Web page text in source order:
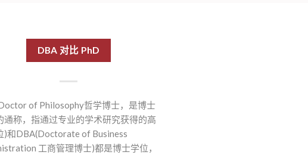
DBA 对比 PhD
of Philosophy哲学博士，是博士
通称，指通过专业的学术研究获得的高
)和DBA(Doctorate of Business
工商管理博士)都是博士学位，